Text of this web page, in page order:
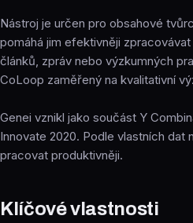
Nástroj je určen pro obsahové
pomáhá jim efektivněji
článků, zpráv nebo výzkumných
CoLoop zaměřený na kvalitativní
Genei vznikl jako součást Y
Innovate 2020. Podle vlastních dat
pracovat produktivněji.
Klíčové vlastnosti